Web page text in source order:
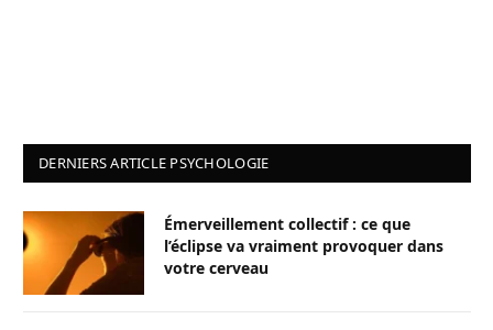
DERNIERS ARTICLE PSYCHOLOGIE
Émerveillement collectif : ce que
l’éclipse va vraiment provoquer dans
votre cerveau